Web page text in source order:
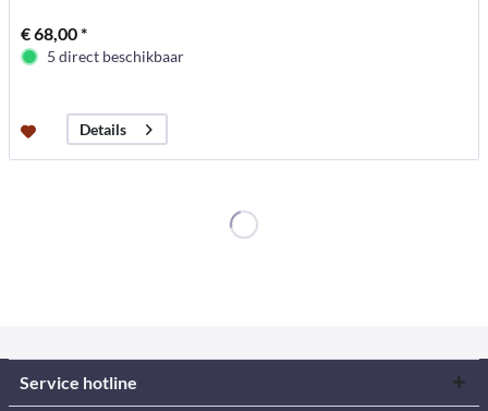
€ 68,00 *
5 direct beschikbaar
Details
Service hotline